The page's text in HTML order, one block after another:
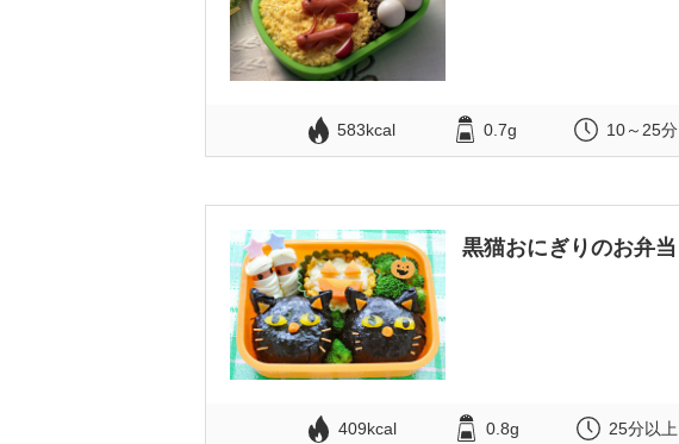
583kcal 0.7g 10～25分
黒猫おにぎりのお弁当
409kcal 0.8g 25分以上